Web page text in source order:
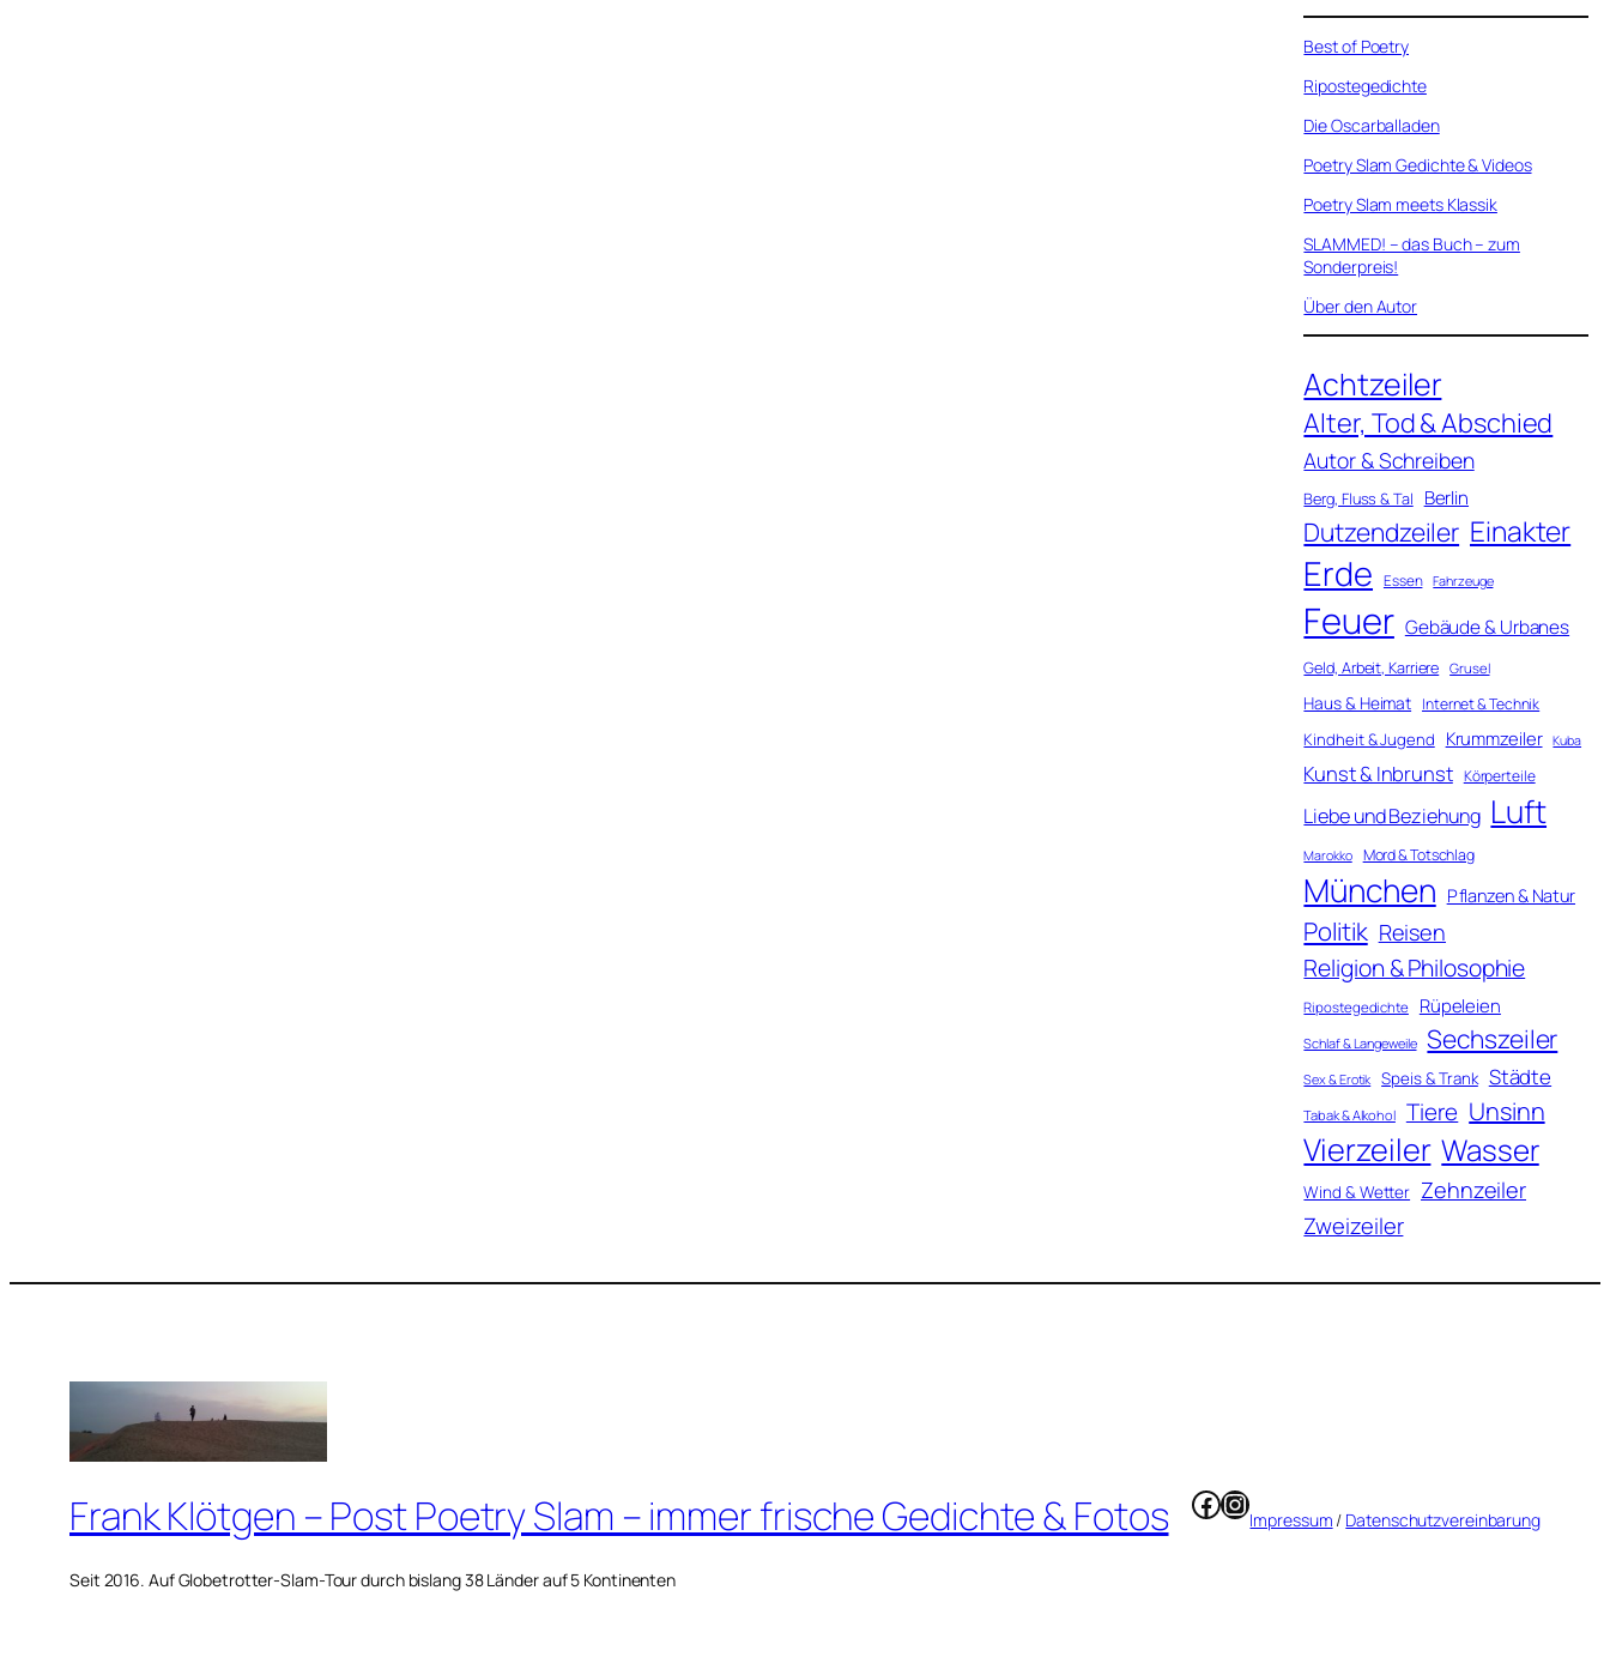
Best of Poetry
Ripostegedichte
Die Oscarballaden
Poetry Slam Gedichte & Videos
Poetry Slam meets Klassik
SLAMMED! – das Buch – zum
Sonderpreis!
Über den Autor
Achtzeiler
Alter, Tod & Abschied
Autor & Schreiben
Berg, Fluss & Tal Berlin
Dutzendzeiler Einakter
Erde Essen Fahrzeuge
Feuer Gebäude & Urbanes
Geld, Arbeit, Karriere Grusel
Haus & Heimat Internet & Technik
Kindheit & Jugend Krummzeiler Kuba
Kunst & Inbrunst Körperteile
Liebe und Beziehung Luft
Marokko Mord & Totschlag
München Pflanzen & Natur
Politik Reisen
Religion & Philosophie
Ripostegedichte Rüpeleien
Schlaf & Langeweile Sechszeiler
Sex & Erotik Speis & Trank Städte
Tabak & Alkohol Tiere Unsinn
Vierzeiler Wasser
Wind & Wetter Zehnzeiler
Zweizeiler
Frank Klötgen – Post Poetry Slam – immer frische Gedichte & Fotos
Seit 2016. Auf Globetrotter-Slam-Tour durch bislang 38 Länder auf 5 Kontinenten
Facebook
Instagram
Impressum / Datenschutzvereinbarung